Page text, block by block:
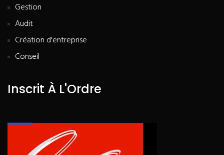
Gestion
Audit
Création d'entreprise
Conseil
Inscrit À L'Ordre